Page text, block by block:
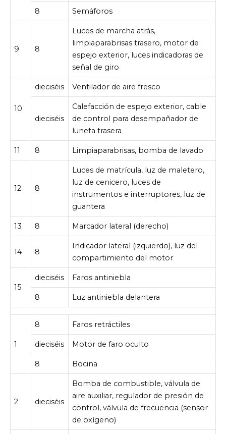
8 Semáforos
9 8
Luces de marcha atrás,
limpiaparabrisas trasero, motor de
espejo exterior, luces indicadoras de
señal de giro
10
dieciséis Ventilador de aire fresco
dieciséis
Calefacción de espejo exterior, cable
de control para desempañador de
luneta trasera
11 8 Limpiaparabrisas, bomba de lavado
12 8
Luces de matrícula, luz de maletero,
luz de cenicero, luces de
instrumentos e interruptores, luz de
guantera
13 8 Marcador lateral (derecho)
14 8
Indicador lateral (izquierdo), luz del
compartimiento del motor
15
dieciséis Faros antiniebla
8 Luz antiniebla delantera
1
8 Faros retráctiles
dieciséis Motor de faro oculto
8 Bocina
2 dieciséis
Bomba de combustible, válvula de
aire auxiliar, regulador de presión de
control, válvula de frecuencia (sensor
de oxígeno)